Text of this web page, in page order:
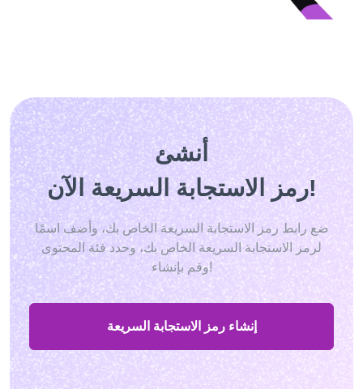
أنشئ
رمز الاستجابة السريعة الآن!
ضع رابط رمز الاستجابة السريعة الخاص بك، وأضف اسمًا
لرمز الاستجابة السريعة الخاص بك، وحدد فئة المحتوى
وقم بإنشاء!
إنشاء رمز الاستجابة السريعة